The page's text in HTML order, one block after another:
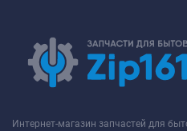
Интернет-магазин запчастей для